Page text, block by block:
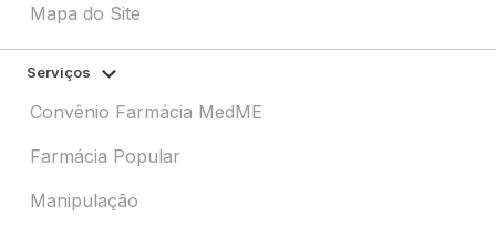
Mapa do Site
Serviços
Convênio Farmácia MedME
Farmácia Popular
Manipulação